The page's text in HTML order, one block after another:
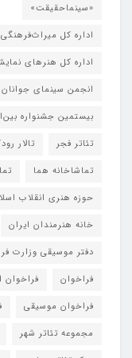
«سینماحقیقت»
اداره کل
اداره کل هنرهای
انجمن سینمای جوانان
بیستمین جشنواره
تئاتر فجر
تالار
تماشاخانه هما
حوزه هنری انقلاب
خانه هنرمندان ایران
دفتر موسیقی وزارت
فراخوان
فراخوان
فراخوان موسیقی
مجموعه تئاتر شهر